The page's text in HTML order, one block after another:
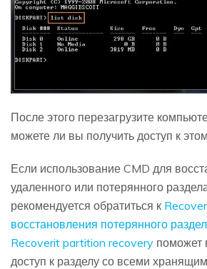
После этого перезагрузите
можете ли вы получить доступ к
Если использование CMD для
удаленного или потерянного
рекомендуется обратиться к
восстановления потерянного
Recoverit partition recovery поможет
доступ к разделу со всеми